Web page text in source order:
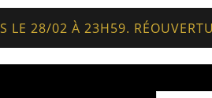
LE 28/02 À 23H59.